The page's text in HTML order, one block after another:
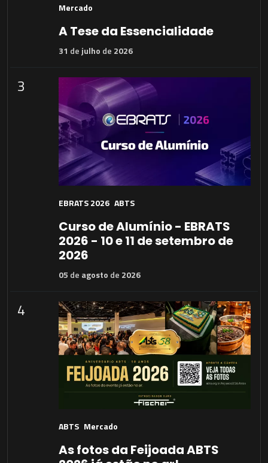
Mercado
A Tese da Essencialidade
31 de julho de 2026
3
EBRATS 2026 ABTS
Curso de Alumínio - EBRATS
2026 - 10 e 11 de setembro de
2026
05 de agosto de 2026
4
ABTS Mercado
As fotos da Feijoada ABTS